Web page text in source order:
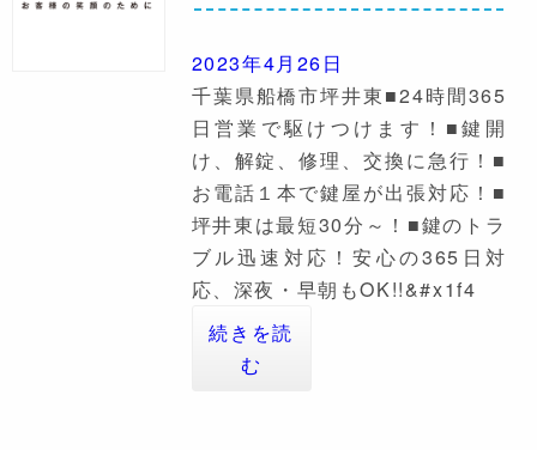
2023年4月26日
千葉県船橋市坪井東■24時間365
日営業で駆けつけます！■鍵開
け、解錠、修理、交換に急行！■
お電話１本で鍵屋が出張対応！■
坪井東は最短30分～！■鍵のトラ
ブル迅速対応！安心の365日対
応、深夜・早朝もOK!!&#x1f4
続きを読
む